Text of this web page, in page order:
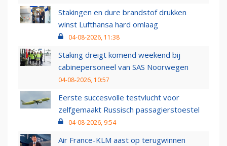
Stakingen en dure brandstof drukken
winst Lufthansa hard omlaag
04-08-2026, 11:38
Staking dreigt komend weekend bij
cabinepersoneel van SAS Noorwegen
04-08-2026, 10:57
Eerste succesvolle testvlucht voor
zelfgemaakt Russisch passagierstoestel
04-08-2026, 9:54
Air France-KLM aast op terugwinnen